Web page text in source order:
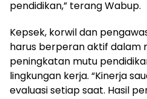
pendidikan,” terang Wabup.
Kepsek, korwil dan
harus berperan aktif dalam
peningkatan mutu
lingkungan kerja. “Kinerja
evaluasi setiap saat. Hasil